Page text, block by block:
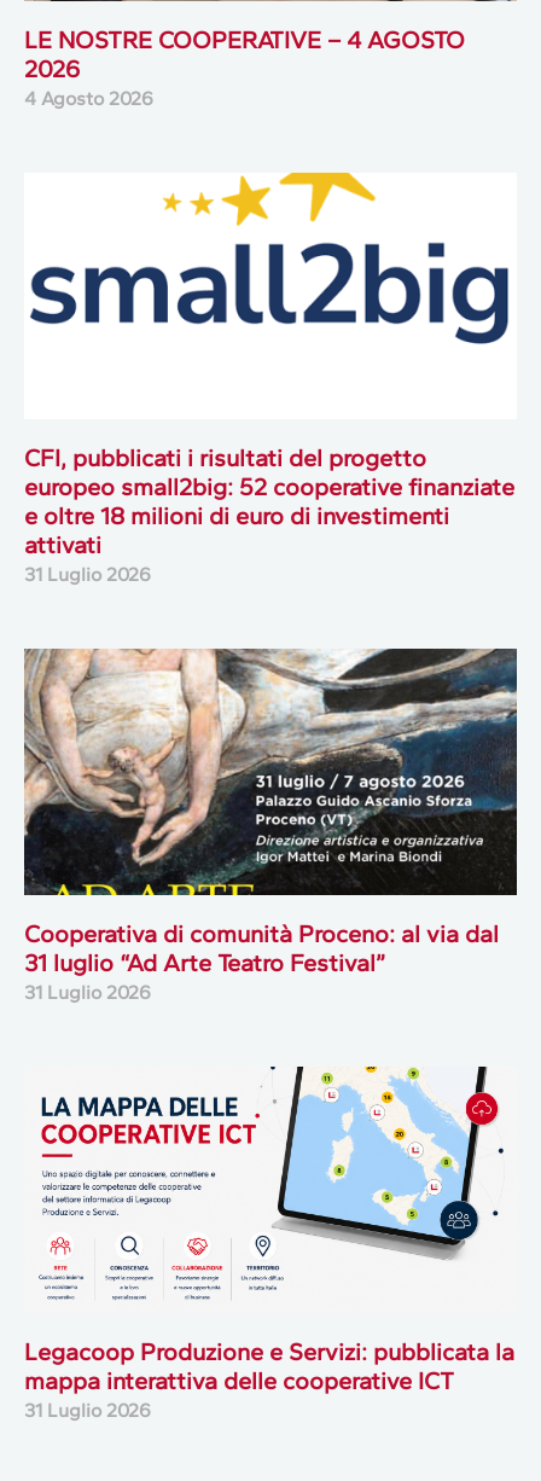
LE NOSTRE COOPERATIVE – 4 AGOSTO
2026
4 Agosto 2026
CFI, pubblicati i risultati del progetto
europeo small2big: 52 cooperative finanziate
e oltre 18 milioni di euro di investimenti
attivati
31 Luglio 2026
Cooperativa di comunità Proceno: al via dal
31 luglio “Ad Arte Teatro Festival”
31 Luglio 2026
Legacoop Produzione e Servizi: pubblicata la
mappa interattiva delle cooperative ICT
31 Luglio 2026